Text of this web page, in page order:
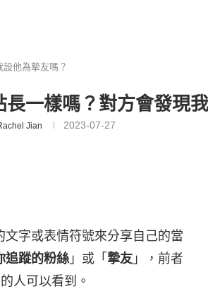
他為摯友嗎？
一樣嗎？對方會發現
Jian 2023-07-27
字或表情符號來分享自己的當
追蹤的粉絲 」或「 摯友 」，前者
人可以看到。